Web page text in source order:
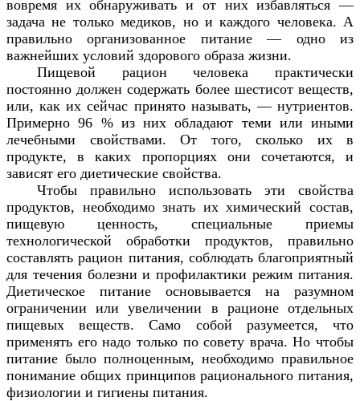
вовремя их обнаруживать и от них избавляться —
задача не только медиков, но и каждого человека. А
правильно организованное питание — одно из
важнейших условий здорового образа жизни.
Пищевой рацион человека практически
постоянно должен содержать более шестисот веществ,
или, как их сейчас принято называть, — нутриентов.
Примерно 96 % из них обладают теми или иными
лечебными свойствами. От того, сколько их в
продукте, в каких пропорциях они сочетаются, и
зависят его диетические свойства.
Чтобы правильно использовать эти свойства
продуктов, необходимо знать их химический состав,
пищевую ценность, специальные приемы
технологической обработки продуктов, правильно
составлять рацион питания, соблюдать благоприятный
для течения болезни и профилактики режим питания.
Диетическое питание основывается на разумном
ограничении или увеличении в рационе отдельных
пищевых веществ. Само собой разумеется, что
применять его надо только по совету врача. Но чтобы
питание было полноценным, необходимо правильное
понимание общих принципов рационального питания,
физиологии и гигиены питания.